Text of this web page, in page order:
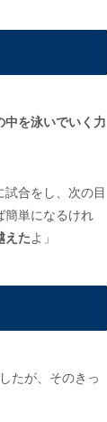
中を泳いでいく力
合をし、次の目
簡単になるけれ
えたよ」
たが、そのきっ